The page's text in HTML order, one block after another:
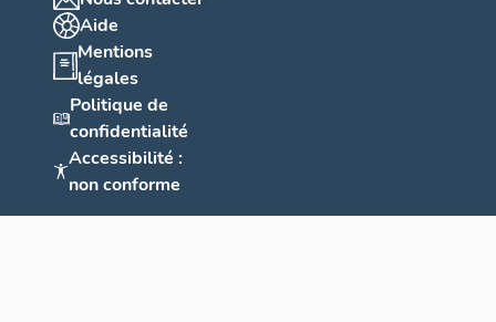
Aide
Mentions
légales
Politique de
confidentialité
Accessibilité :
non conforme